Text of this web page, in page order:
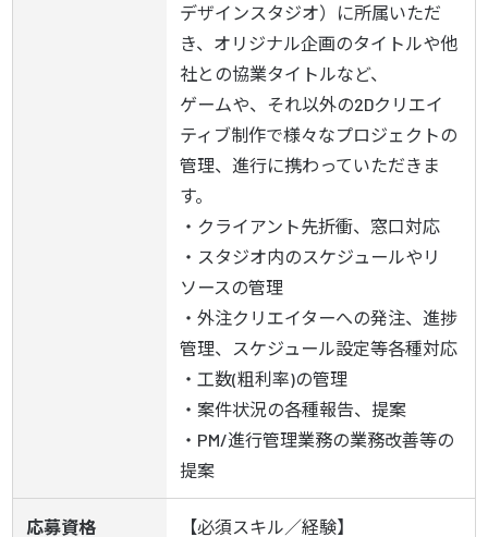
デザインスタジオ）​に所属いただ
き、オリジナル企画のタイトルや他
社との協業タイトルなど、
ゲームや、それ以外の2Dクリエイ
ティブ制作で様々なプロジェクトの
管理、進行に携わっていただきま
す。
・クライアント先折衝、窓口対応
・スタジオ内のスケジュールやリ
ソースの管理
・外注クリエイターへの発注、進捗
管理、スケジュール設定等各種対応
・工数(粗利率)の管理
・案件状況の各種報告、提案
・PM/進行管理業務の業務改善等の
提案
応募資格
【必須スキル／経験】